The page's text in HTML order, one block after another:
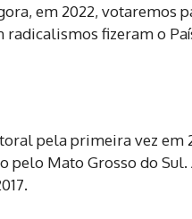
em 2022, votaremos
radicalismos fizeram o
pela primeira vez
pelo Mato Grosso do